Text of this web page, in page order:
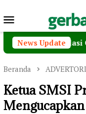
ke
Menu
Mobile
News Update
Konsolidasi Ormas
Beranda
Ketua SMSI